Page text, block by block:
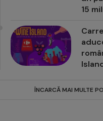
15
ÎNCARCĂ MAI MULTE